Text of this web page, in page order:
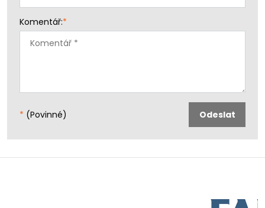
Komentář:*
* (Povinné) Odeslat